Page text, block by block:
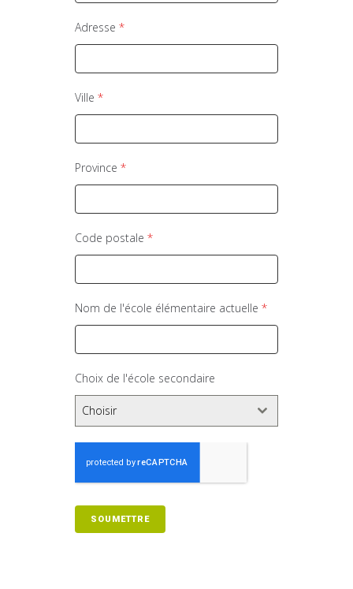
1
Adresse*
Ville*
Province*
Code postale*
Nom de l'école élémentaire actuelle*
Choix de l'école secondaire
Choisir
SOUMETTRE